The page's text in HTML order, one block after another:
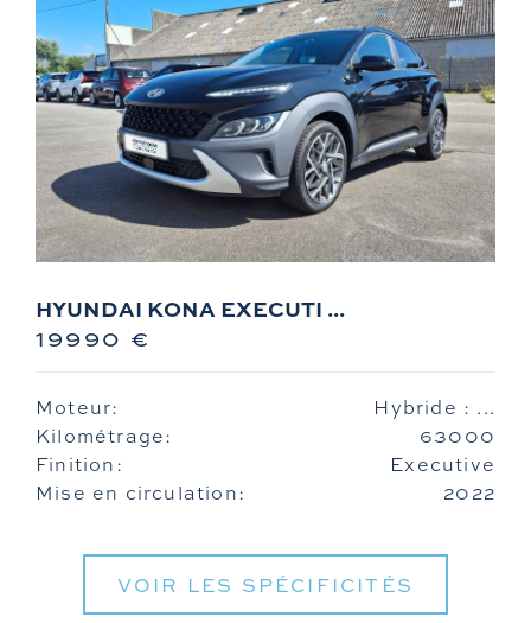
HYUNDAI KONA EXECUTI ...
19990 €
Moteur:
Hybride : ...
Kilométrage:
63000
Finition:
Executive
Mise en circulation:
2022
VOIR LES SPÉCIFICITÉS